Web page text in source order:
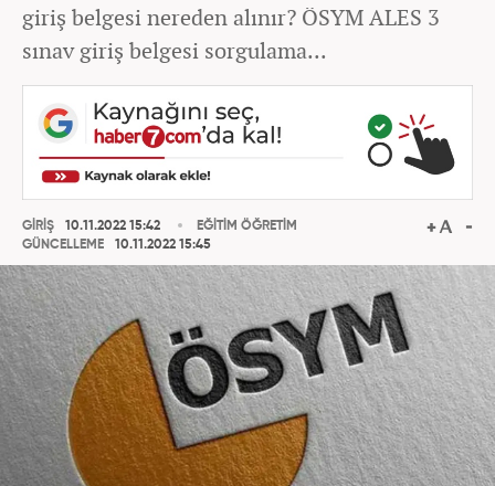
giriş belgesi nereden alınır? ÖSYM ALES 3
sınav giriş belgesi sorgulama...
GİRİŞ
10.11.2022 15:42
GÜNCELLEME
10.11.2022 15:45
EĞİTİM ÖĞRETİM